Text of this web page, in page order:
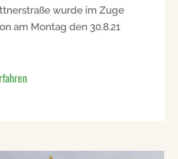
wurde im Zuge
am Montag den 30.8.21